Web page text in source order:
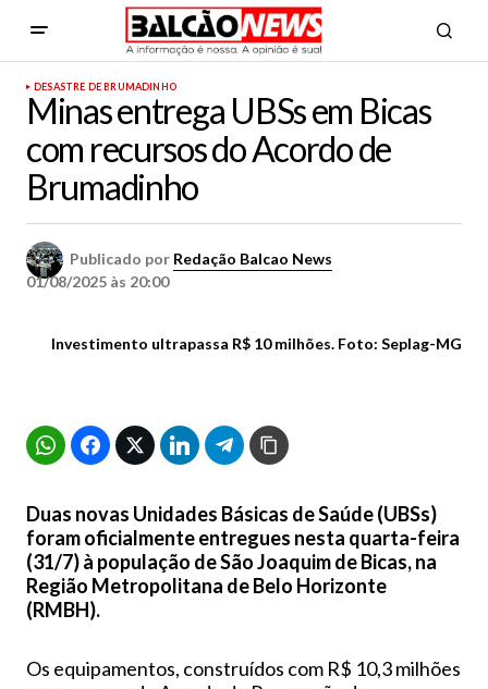
DESASTRE DE BRUMADINHO
Minas entrega UBSs em Bicas
com recursos do Acordo de
Brumadinho
Publicado por Redação Balcao News
01/08/2025 às 20:00
Investimento ultrapassa R$ 10 milhões. Foto: Seplag-MG
Duas novas Unidades Básicas de Saúde (UBSs)
foram oficialmente entregues nesta quarta-feira
(31/7) à população de São Joaquim de Bicas, na
Região Metropolitana de Belo Horizonte
(RMBH).
Os equipamentos, construídos com R$ 10,3 milhões